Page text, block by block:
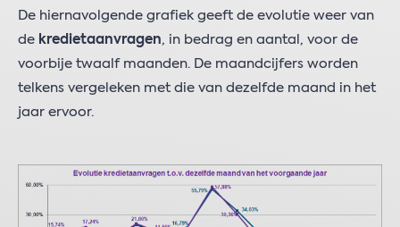
De hiernavolgende grafiek geeft de evolutie weer van
de kredietaanvragen, in bedrag en aantal, voor de
voorbije twaalf maanden. De maandcijfers worden
telkens vergeleken met die van dezelfde maand in het
jaar ervoor.